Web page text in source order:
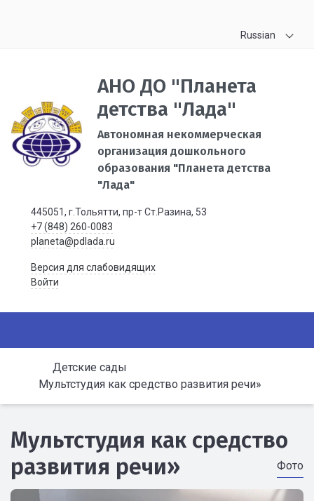
Russian
АНО ДО "Планета
детства "Лада"
Автономная некоммерческая
организация дошкольного
образования "Планета детства
"Лада"
445051, г.Тольятти, пр-т Ст.Разина, 53
+7 (848) 260-0083
planeta@pdlada.ru
Версия для слабовидящих
Войти
Детские сады
Мультстудия как средство развития речи»
Мультстудия как средство
развития речи»
Фото